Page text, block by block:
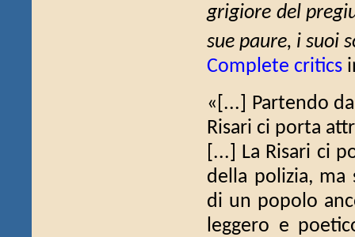
grigiore del
sue paure, i suoi
Complete critics
«[...] Partendo
Risari ci porta
[...] La Risari ci
della polizia,
di un popolo
leggero e